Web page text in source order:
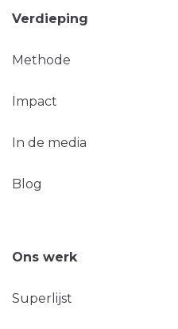
Verdieping
Methode
Impact
In de media
Blog
Ons werk
Superlijst